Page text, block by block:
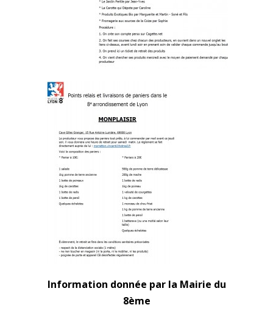
Information donnée par la Mairie du
8ème